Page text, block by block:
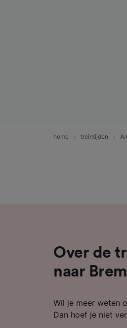
home treintijden
Over de
naar
Wil je meer weten
Dan hoef je niet